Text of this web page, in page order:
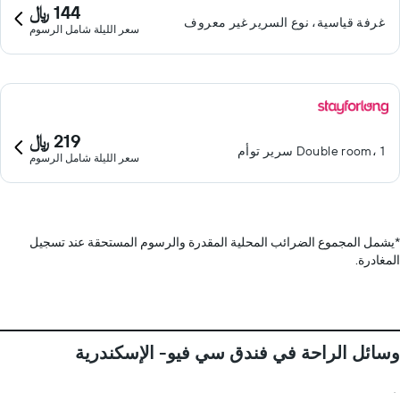
غرفة قياسية، نوع السرير غير معروف 144 ﷼
سعر الليلة شامل الرسوم
Double room، 1 سرير توأم 219 ﷼
سعر الليلة شامل الرسوم
*يشمل المجموع الضرائب المحلية المقدرة والرسوم المستحقة عند تسجيل
المغادرة.
وسائل الراحة في فندق سي فيو- الإسكندرية